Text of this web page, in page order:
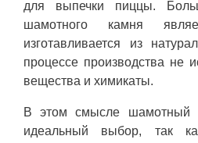
для выпечки пиццы.
шамотного камня
изготавливается из
процессе производства не
вещества и химикаты.
В этом смысле шамотный
идеальный выбор, так